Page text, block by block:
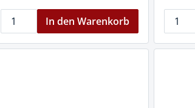
In den Warenkorb